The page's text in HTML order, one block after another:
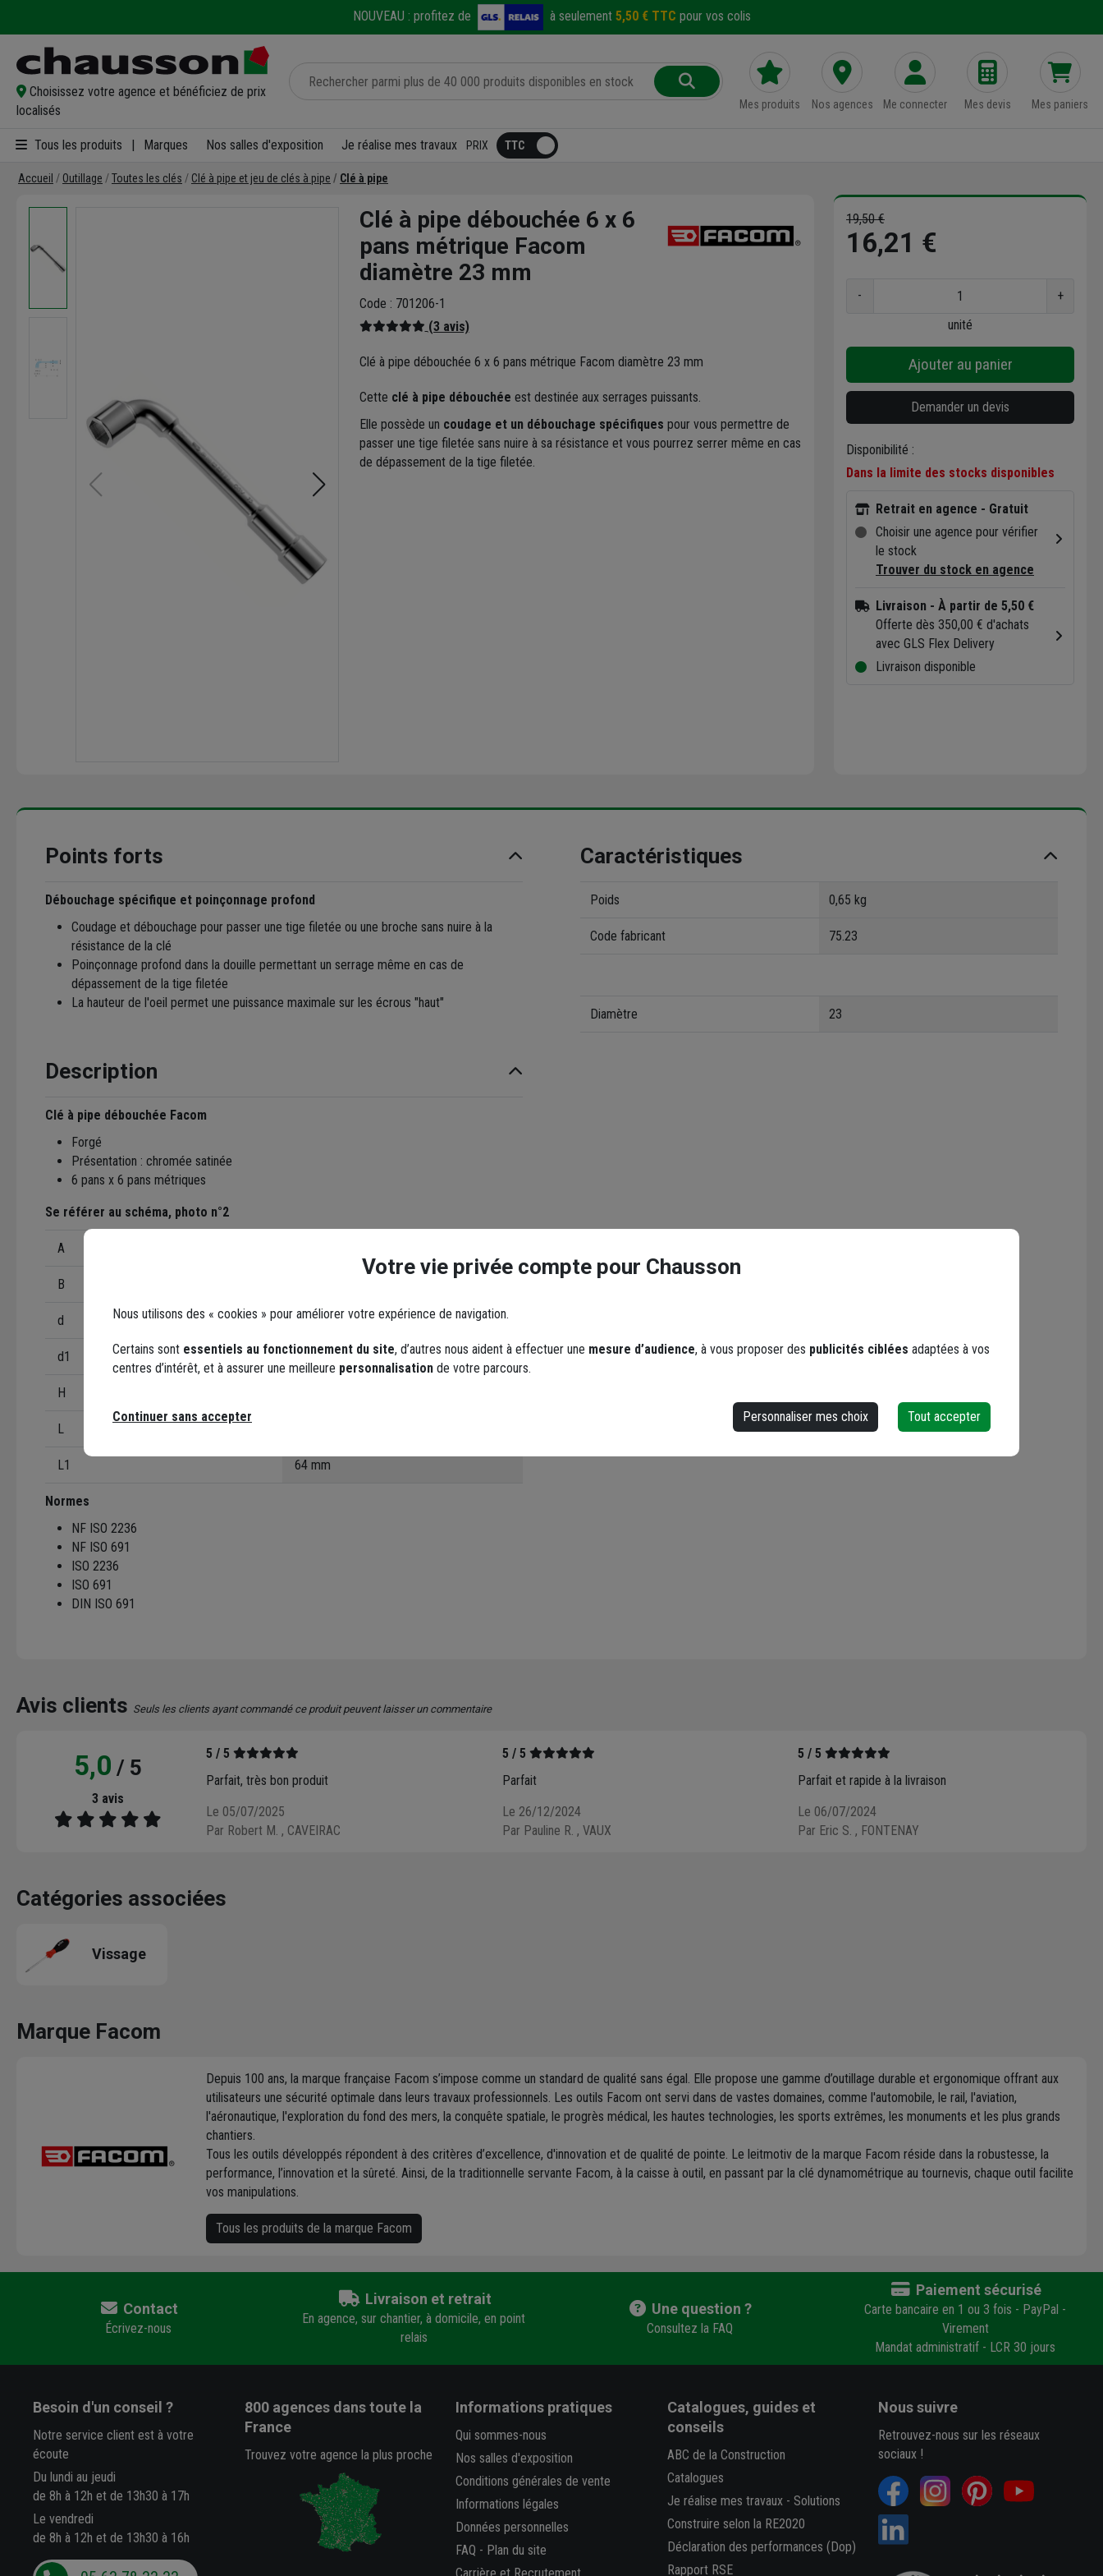
NOUVEAU : profitez de à seulement 5,50 € TTC pour vos colis
Choisissez votre agence et bénéficiez de prix
localisés
Mes produits Nos agences Me connecter Mes devis Mes paniers
Tous les produits Marques Nos salles d'exposition Je réalise mes travaux PRIX
Accueil Outillage Toutes les clés Clé à pipe et jeu de clés à pipe Clé à pipe
Clé à pipe débouchée 6 x 6
pans métrique Facom
diamètre 23 mm
Code : 701206-1
(3 avis)
Clé à pipe débouchée 6 x 6 pans métrique Facom diamètre 23 mm
Cette clé à pipe débouchée est destinée aux serrages puissants.
Elle possède un coudage et un débouchage spécifiques pour vous permettre de
passer une tige filetée sans nuire à sa résistance et vous pourrez serrer même en cas
de dépassement de la tige filetée.
19,50 €
16,21 €
-
+
unité
Ajouter au panier
Demander un devis
Disponibilité :
Dans la limite des stocks disponibles
Retrait en agence - Gratuit
Choisir une agence pour vérifier
le stock
Trouver du stock en agence
Livraison - À partir de 5,50 €
Offerte dès 350,00 € d'achats
avec GLS Flex Delivery
Livraison disponible
Points forts
Débouchage spécifique et poinçonnage profond
Coudage et débouchage pour passer une tige filetée ou une broche sans nuire à la
résistance de la clé
Poinçonnage profond dans la douille permettant un serrage même en cas de
dépassement de la tige filetée
La hauteur de l'oeil permet une puissance maximale sur les écrous "haut"
Description
Clé à pipe débouchée Facom
Forgé
Présentation : chromée satinée
6 pans x 6 pans métriques
Se référer au schéma, photo n°2
A
B
d 18 mm
d1 15 mm
H
L
L1 64 mm
Normes
NF ISO 2236
NF ISO 691
ISO 2236
ISO 691
DIN ISO 691
Caractéristiques
Poids 0,65 kg
Code fabricant 75.23
Diamètre 23
Avis clients Seuls les clients ayant commandé ce produit peuvent laisser un commentaire
5,0 / 5
3 avis
5 / 5
Parfait, très bon produit
Le 05/07/2025
Par Robert M. , CAVEIRAC
5 / 5
Parfait
Le 26/12/2024
Par Pauline R. , VAUX
5 / 5
Parfait et rapide à la livraison
Le 06/07/2024
Par Eric S. , FONTENAY
Catégories associées
Vissage
Marque Facom
Depuis 100 ans, la marque française Facom s’impose comme un standard de qualité sans égal. Elle propose une gamme d’outillage durable et ergonomique offrant aux
utilisateurs une sécurité optimale dans leurs travaux professionnels. Les outils Facom ont servi dans de vastes domaines, comme l'automobile, le rail, l'aviation,
l'aéronautique, l'exploration du fond des mers, la conquête spatiale, le progrès médical, les hautes technologies, les sports extrêmes, les monuments et les plus grands
chantiers.
Tous les outils développés répondent à des critères d’excellence, d'innovation et de qualité de pointe. Le leitmotiv de la marque Facom réside dans la robustesse, la
performance, l’innovation et la sûreté. Ainsi, de la traditionnelle servante Facom, à la caisse à outil, en passant par la clé dynamométrique au tournevis, chaque outil facilite
vos manipulations.
Tous les produits de la marque Facom
Contact
Écrivez-nous
Livraison et retrait
En agence, sur chantier, à domicile, en point
relais
Une question ?
Consultez la FAQ
Paiement sécurisé
Carte bancaire en 1 ou 3 fois - PayPal -
Virement
Mandat administratif - LCR 30 jours
Besoin d'un conseil ?
Notre service client est à votre
écoute
Du lundi au jeudi
de 8h à 12h et de 13h30 à 17h
Le vendredi
de 8h à 12h et de 13h30 à 16h
800 agencesdans toute la
France
Trouvez votre agence la plus proche
Informations pratiques
Qui sommes-nous
Nos salles d'exposition
Conditions générales de vente
Informations légales
Données personnelles
FAQ - Plan du site
Carrière et Recrutement
Catalogues, guides et
conseils
ABC de la Construction
Catalogues
Je réalise mes travaux- Solutions
Construire selon la RE2020
Déclaration des performances (Dop)
Rapport RSE
Nous suivre
Retrouvez-nous sur les réseaux
sociaux !
Votre vie privée compte pour Chausson
Nous utilisons des « cookies » pour améliorer votre expérience de navigation.
Certains sont essentiels au fonctionnement du site, d’autres nous aident à effectuer une mesure d’audience, à vous proposer des publicités ciblées adaptées à vos
centres d’intérêt, et à assurer une meilleure personnalisation de votre parcours.
Personnaliser mes choix Tout accepter
Continuer sans accepter